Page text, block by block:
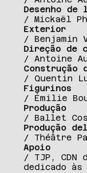
Desenho de
/ Mickaël
Exterior
/ Benjamin
Direção de
/ Antoine
Construção
/ Quentin
Figurinos
/ Émilie
Produção
/ Ballet
Produção
/ Théâtre
Apoio
/ TJP, CDN
dedicado